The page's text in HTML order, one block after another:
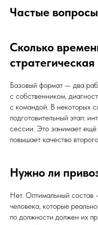
Частые вопросы
Сколько
стратегическая
Базовый формат — два
с собственником,
с командой. В некоторых
подготовительный этап:
сессии. Это занимает
повышает качество
Нужно ли
Нет. Оптимальный
человека, которые
по должности должен их